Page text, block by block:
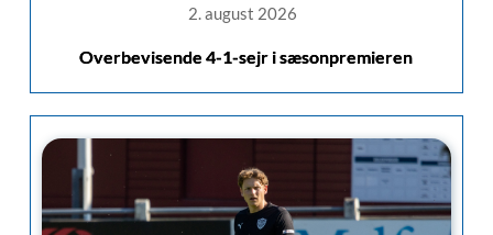
2. august 2026
Overbevisende 4-1-sejr i sæsonpremieren